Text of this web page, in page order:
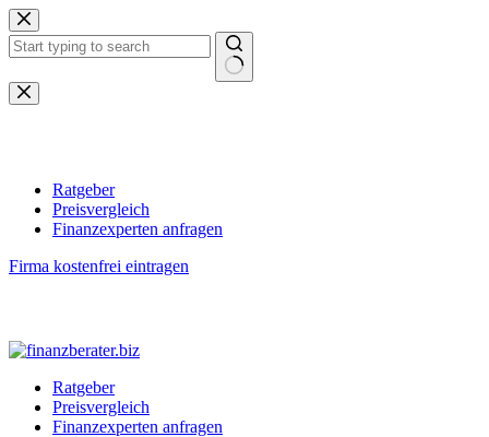
Zum
Inhalt
springen
Keine
Ergebnisse
Ratgeber
Preisvergleich
Finanzexperten anfragen
Firma kostenfrei eintragen
Ratgeber
Preisvergleich
Finanzexperten anfragen